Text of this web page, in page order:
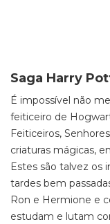
Saga Harry
É impossível não
feiticeiro de
Feiticeiros,
criaturas mágicas,
Estes são talvez os
tardes bem
Ron e Hermione e
estudam e lutam